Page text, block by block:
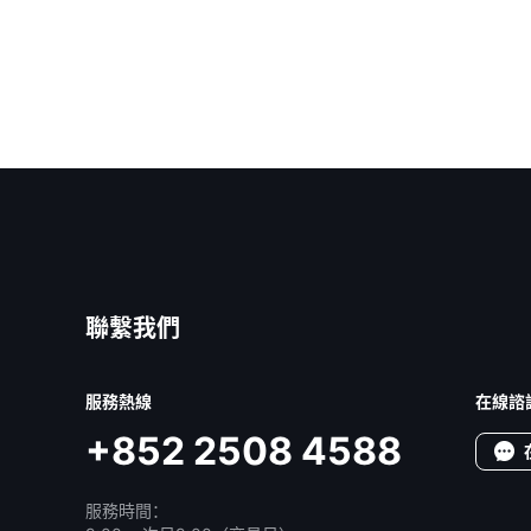
聯繫我們
服務熱線
+852 2508 4588
服務時間：
在線諮